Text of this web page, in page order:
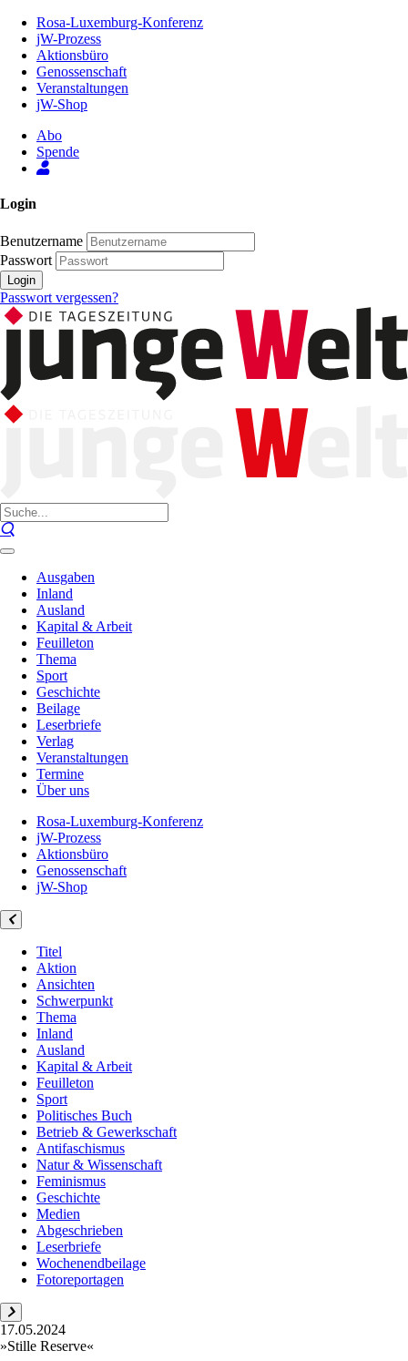
Inhalt
Seite
Rosa-Luxemburg-Konferenz
jW-Prozess
Aktionsbüro
Genossenschaft
Veranstaltungen
jW-Shop
Abo
Spende
Login
Benutzername
Passwort
Login
Passwort vergessen?
Ausgaben
Inland
Ausland
Kapital & Arbeit
Feuilleton
Thema
Sport
Geschichte
Beilage
Leserbriefe
Verlag
Veranstaltungen
Termine
Über uns
Rosa-Luxemburg-Konferenz
jW-Prozess
Aktionsbüro
Genossenschaft
jW-Shop
Titel
Aktion
Ansichten
Schwerpunkt
Thema
Inland
Ausland
Kapital & Arbeit
Feuilleton
Sport
Politisches Buch
Betrieb & Gewerkschaft
Antifaschismus
Natur & Wissenschaft
Feminismus
Geschichte
Medien
Abgeschrieben
Leserbriefe
Wochenendbeilage
Fotoreportagen
17.05.2024
»Stille Reserve«